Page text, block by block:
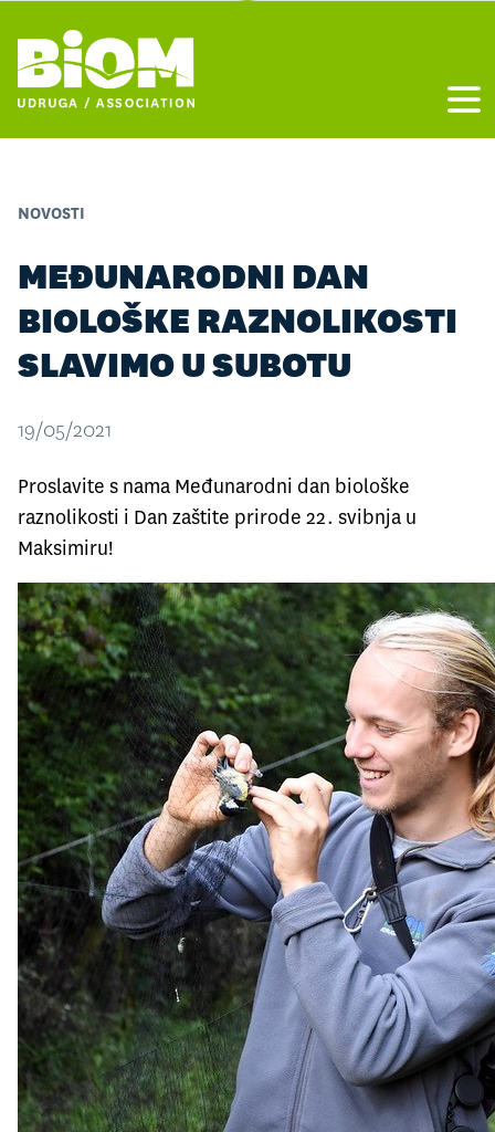
NOVOSTI
MEĐUNARODNI DAN
BIOLOŠKE RAZNOLIKOSTI
SLAVIMO U SUBOTU
19/05/2021
Proslavite s nama Međunarodni dan biološke
raznolikosti i Dan zaštite prirode 22. svibnja u
Maksimiru!